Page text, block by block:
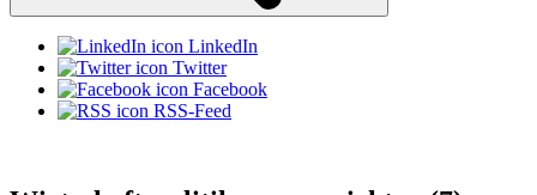
LinkedIn
Twitter
Facebook
RSS-Feed